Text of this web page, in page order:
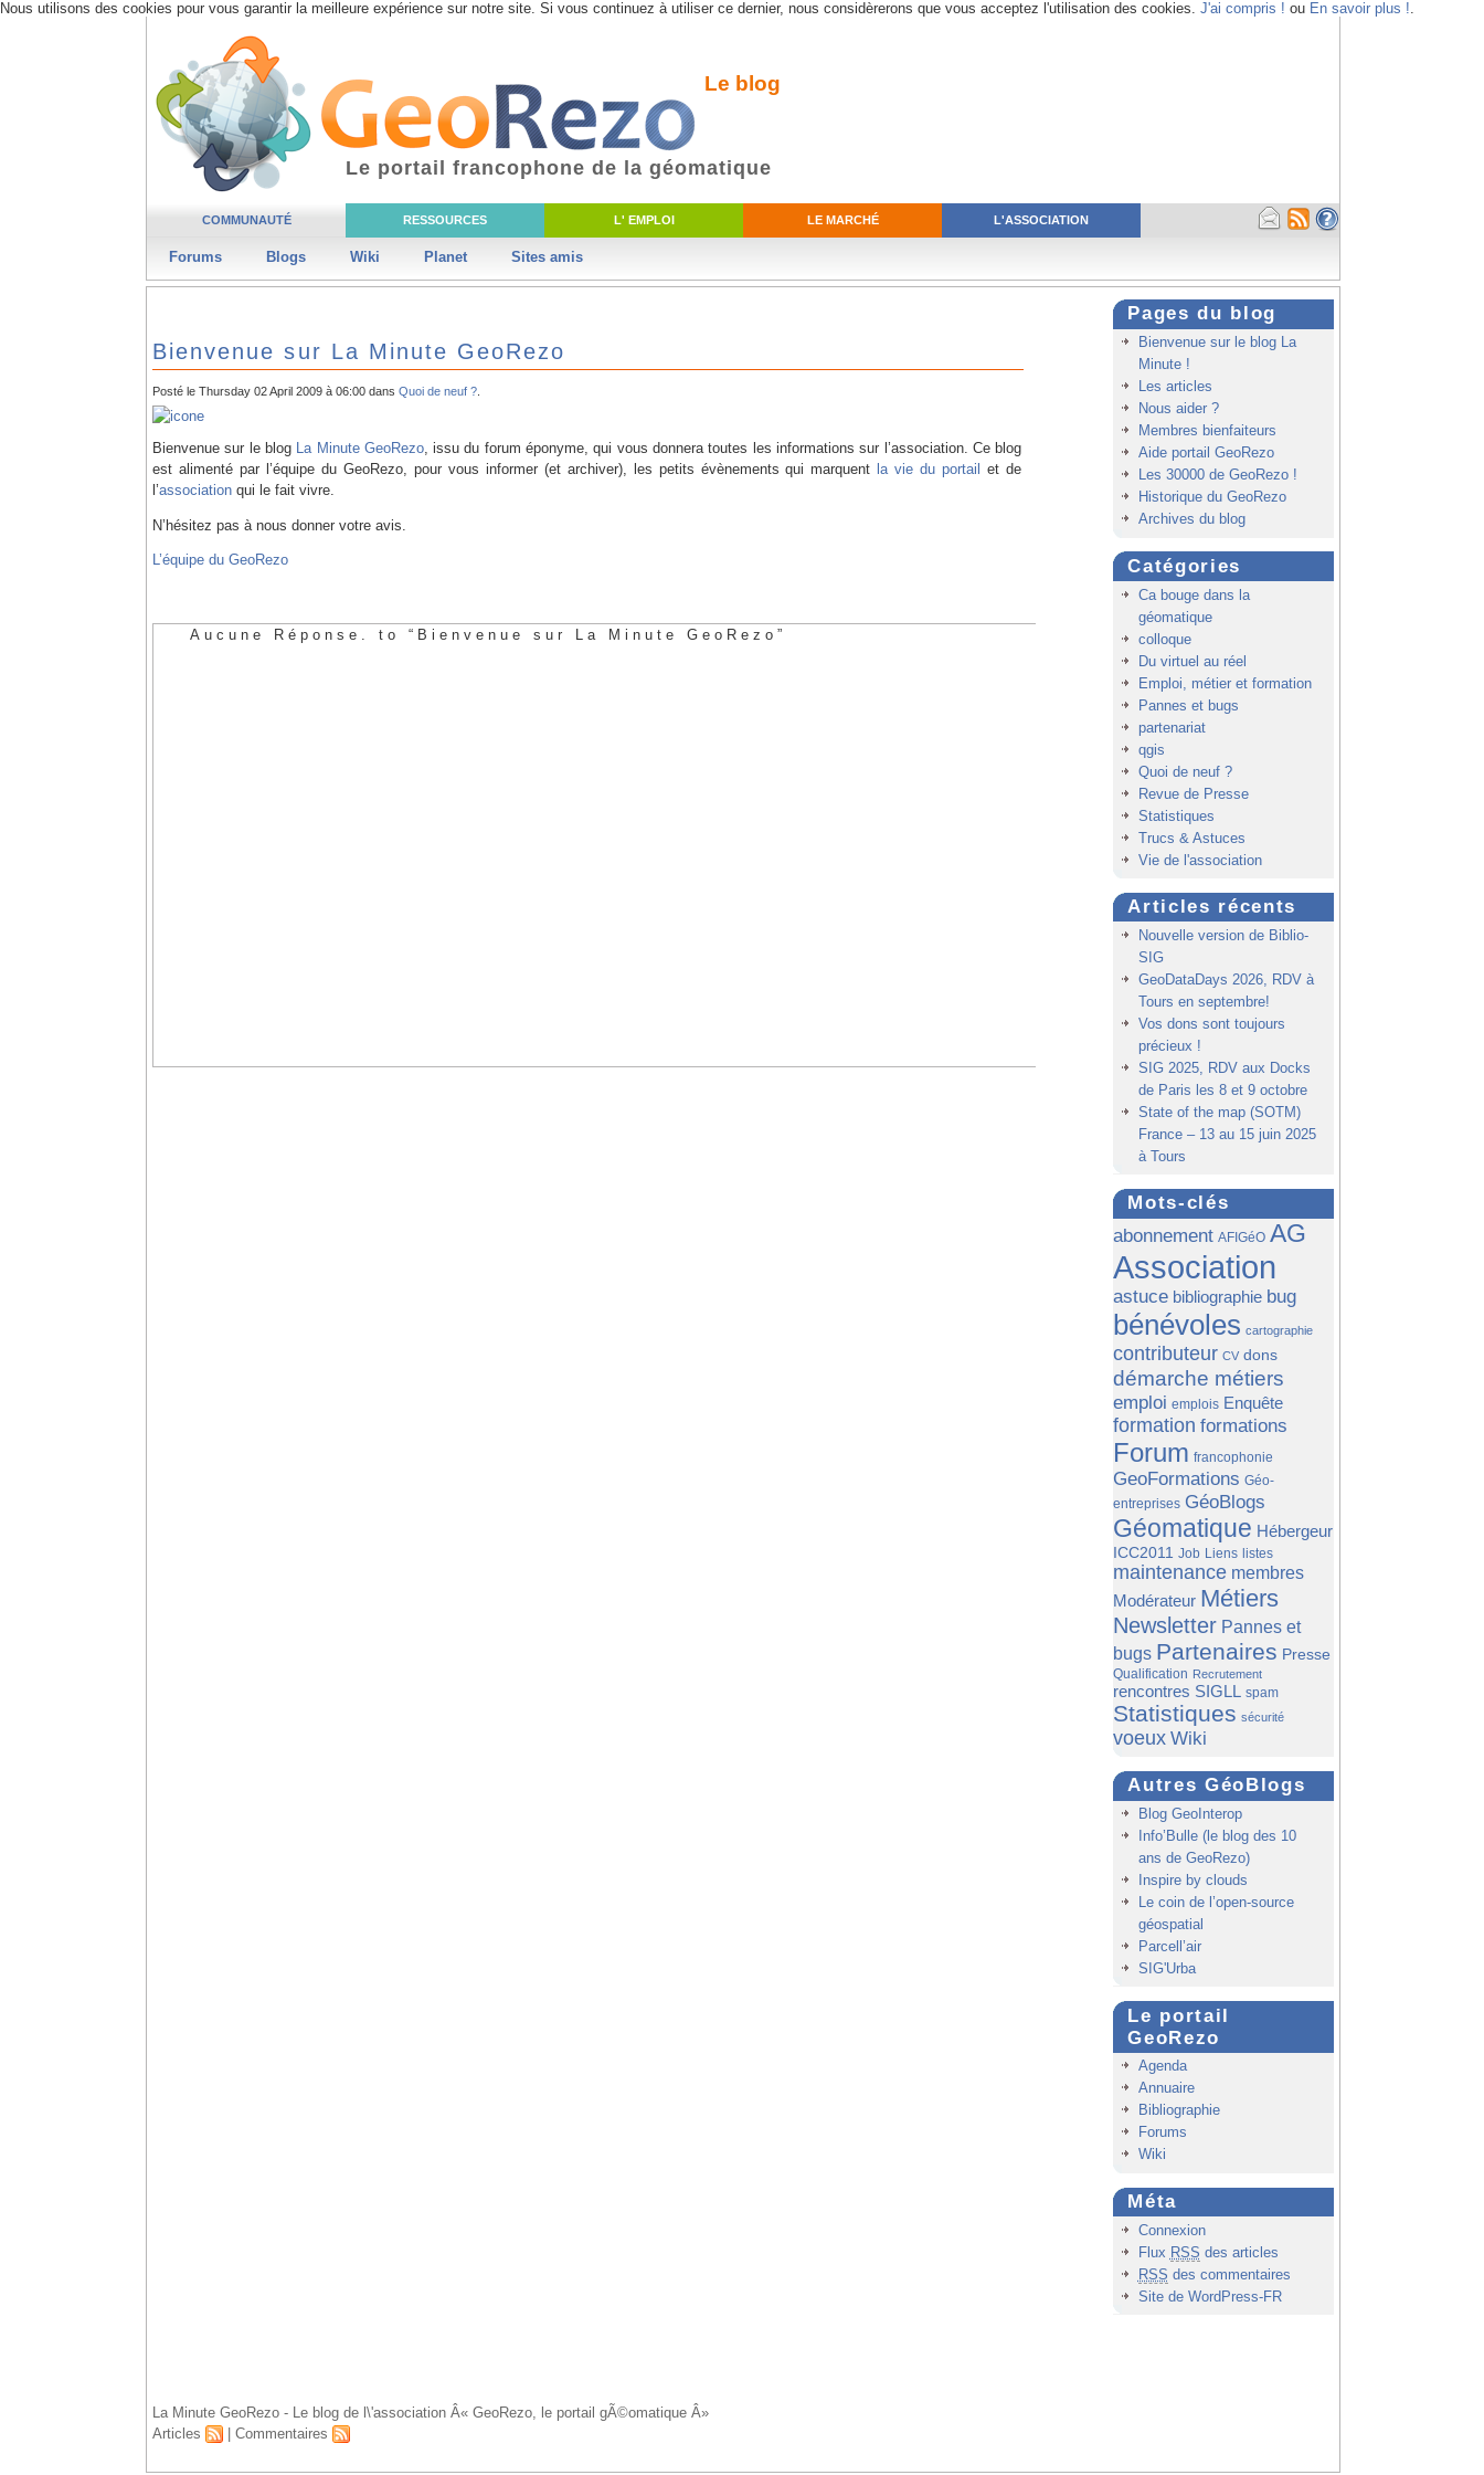
Nous utilisons des cookies pour vous garantir la meilleure expérience sur notre site. Si vous continuez à utiliser ce dernier, nous considèrerons que vous acceptez l'utilisation des cookies. J'ai compris ! ou En savoir plus !.
COMMUNAUTÉ RESSOURCES L' EMPLOI LE MARCHÉ L'ASSOCIATION
Forums Blogs Wiki Planet Sites amis
Le portail francophone de la géomatique
Le blog
Bienvenue sur La Minute GeoRezo
Posté le Thursday 02 April 2009 à 06:00 dans Quoi de neuf ?
Bienvenue sur le blog La Minute GeoRezo, issu du forum éponyme, qui vous donnera toutes les informations sur l’association. Ce blog
est alimenté par l’équipe du GeoRezo, pour vous informer (et archiver), les petits évènements qui marquent la vie du portail
et de
l’association qui le fait vivre.
N’hésitez pas à nous donner votre avis.
L’équipe du GeoRezo
Aucune Réponse. to “Bienvenue sur La Minute GeoRezo”
Pages du blog
Bienvenue sur le blog La
Minute !
Les articles
Nous aider ?
Membres bienfaiteurs
Aide portail GeoRezo
Les 30000 de GeoRezo !
Historique du GeoRezo
Archives du blog
Catégories
Ca bouge dans la
géomatique
colloque
Du virtuel au réel
Emploi, métier et formation
Pannes et bugs
partenariat
qgis
Quoi de neuf ?
Revue de Presse
Statistiques
Trucs & Astuces
Vie de l'association
Articles récents
Nouvelle version de Biblio-
SIG
GeoDataDays 2026, RDV à
Tours en septembre!
Vos dons sont toujours
précieux !
SIG 2025, RDV aux Docks
de Paris les 8 et 9 octobre
State of the map (SOTM)
France – 13 au 15 juin 2025
à Tours
Mots-clés
abonnement AFIGéO AG
Association
astuce bibliographie bug
bénévoles cartographie
contributeur CV dons
démarche métiers
emploi emplois Enquête
formation formations
Forum francophonie
GeoFormations Géo-
entreprises GéoBlogs
Géomatique Hébergeur
ICC2011 Job Liens listes
maintenance membres
Modérateur Métiers
Newsletter Pannes et
bugs Partenaires Presse
Qualification Recrutement
rencontres SIGLL spam
Statistiques sécurité
voeux Wiki
Autres GéoBlogs
Blog GeoInterop
Info’Bulle (le blog des 10
ans de GeoRezo)
Inspire by clouds
Le coin de l’open-source
géospatial
Parcell’air
SIG'Urba
Le portail
GeoRezo
Agenda
Annuaire
Bibliographie
Forums
Wiki
Méta
Connexion
Flux RSS des articles
RSS des commentaires
Site de WordPress-FR
La Minute GeoRezo - Le blog de l\'association Â« GeoRezo, le portail gÃ©omatique Â»
Articles
| Commentaires